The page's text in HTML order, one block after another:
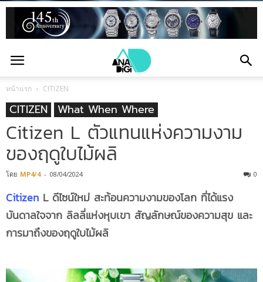
หน้าแรก CITIZEN
CITIZEN What When Where
Citizen L ตัวแทนแห่งความงาม
ของฤดูใบไม้ผลิ
โดย MP4/4 - 08/04/2024 0
Citizen L ดีไซน์ใหม่ สะท้อนความงามของโลก ที่ได้แรง
บันดาลใจจาก ลิลลี่แห่งหุบเขา สัญลักษณ์ของความสุข และ
การมาถึงของฤดูใบไม้ผลิ